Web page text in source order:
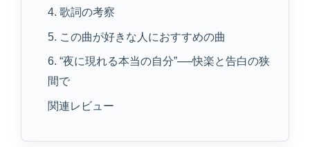
4. 歌詞の考察
5. この曲が好きな人におすすめの曲
6. “夜に現れる本当の自分”──快楽と告白の狭
間で
関連レビュー